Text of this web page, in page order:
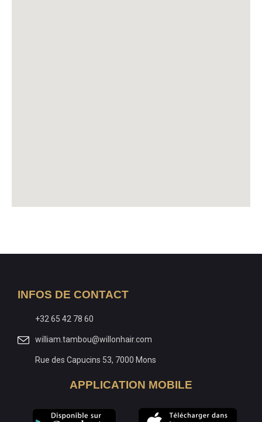
INFOS DE CONTACT
+32 65 42 78 60
william.tambou@willonhair.com
Rue des Capucins 53, 7000 Mons
APPLICATION MOBILE